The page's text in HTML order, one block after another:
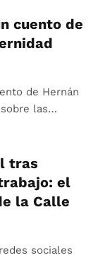
cuento de
de Hernán
sobre las…
tras
el
la Calle
sociales